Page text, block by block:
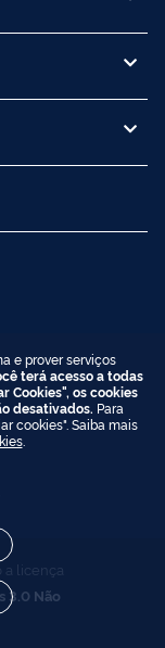
a licença
3.0 Não
e prover serviços
terá acesso a todas
Cookies", os cookies
desativados. Para
cookies". Saiba mais
.